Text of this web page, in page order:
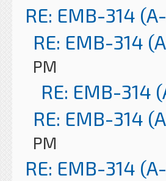
RE: EMB-314
RE: EMB-314
PM
RE: EMB-314
RE: EMB-314
PM
RE: EMB-314